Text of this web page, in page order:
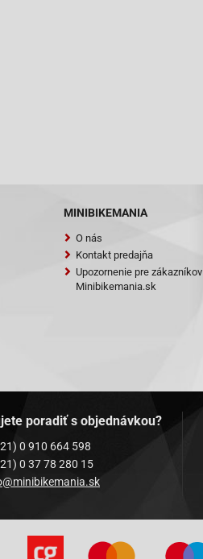
MINIBIKEMANIA
O nás
Kontakt predajňa
Upozornenie pre zákazníkov
Minibikemania.sk
poradiť s objednávkou?
0 910 664 598
0 37 78 280 15